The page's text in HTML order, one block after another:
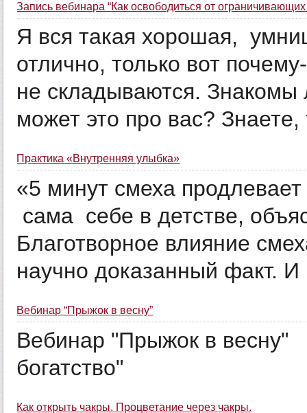
Запись вебинара “Как освободиться от
Я вся такая хорошая,
отлично, только вот
не складываются.
может это про вас? Знаете,
Практика «Внутренняя улыбка»
«5 минут смеха
сама себе в детстве,
Благотворное влияние
научно доказанный факт. И
Вебинар “Прыжок в весну”
Вебинар "Прыжок в весну"
богатство"
Как открыть чакры. Процветание через чакры.